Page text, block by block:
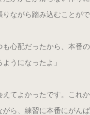
りながら踏み込むことが
も心配だったから、本番
うになったよ」
てよかったです。これ
がら、練習に本番にがん